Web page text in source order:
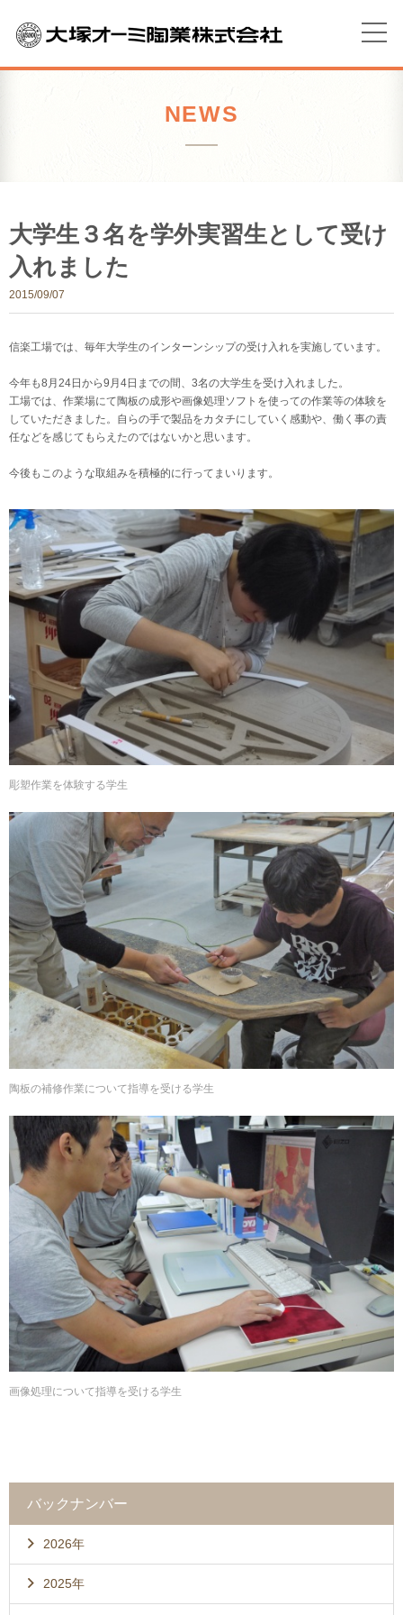
NEWS
大学生３名を学外実習生として受け
入れました
2015/09/07
信楽工場では、毎年大学生のインターンシップの受け入れを実施しています。
今年も8月24日から9月4日までの間、3名の大学生を受け入れました。
工場では、作業場にて陶板の成形や画像処理ソフトを使っての作業等の体験を
していただきました。自らの手で製品をカタチにしていく感動や、働く事の責
任などを感じてもらえたのではないかと思います。
今後もこのような取組みを積極的に行ってまいります。
彫塑作業を体験する学生
陶板の補修作業について指導を受ける学生
画像処理について指導を受ける学生
バックナンバー
2026年
2025年